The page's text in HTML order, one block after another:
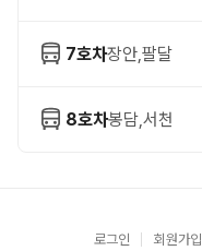
7호차장안,팔달
8호차봉담,서천
로그인 회원가입